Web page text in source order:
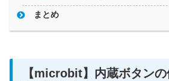
まとめ
【microbit】内蔵ボタン